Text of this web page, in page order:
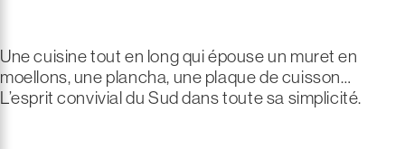
Une cuisine tout en long qui épouse un muret en
moellons, une plancha, une plaque de cuisson…
L’esprit convivial du Sud dans toute sa simplicité.